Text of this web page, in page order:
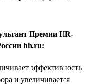
Премии HR-
hh.ru:
эффективность
и увеличивается